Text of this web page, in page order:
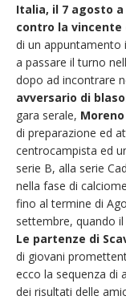
Italia, il 7 agosto a
contro la vincente
di un appuntamento
a passare il turno
dopo ad incontrare
avversario di
gara serale,
di preparazione ed
centrocampista ed
serie B, alla serie
nella fase di
fino al termine di
settembre, quando
Le partenze di
di giovani
ecco la sequenza di
dei risultati delle